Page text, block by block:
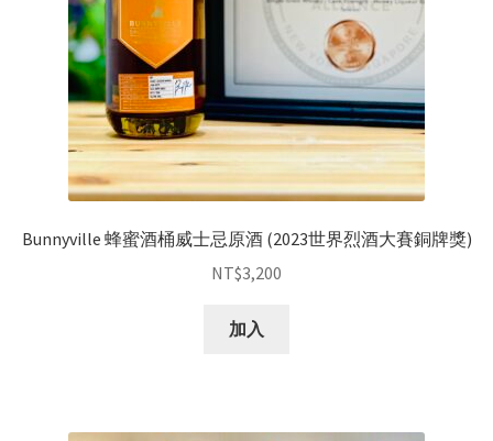
Bunnyville 蜂蜜酒桶威士忌原酒 (2023世界烈酒大賽銅牌獎)
NT$3,200
加入